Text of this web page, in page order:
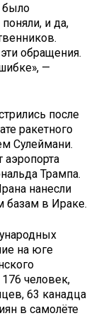
было
и да,
обращения.
—
после
ракетного
Сулеймани.
аэропорта
Трампа.
нанесли
базам в Ираке.
на юге
человек,
63 канадца
в самолёте